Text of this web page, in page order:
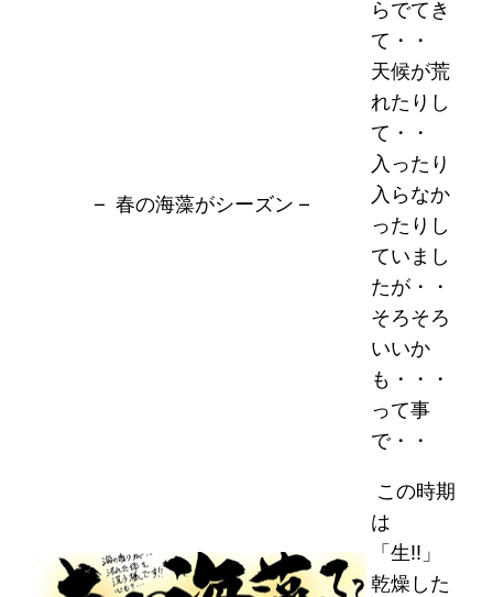
– 春の海藻がシーズン –
らでてき
て・・
天候が荒
れたりし
て・・
入ったり
入らなか
ったりし
ていまし
たが・・
そろそろ
いいか
も・・・
って事
で・・
この時期
は
「生!!」
乾燥した